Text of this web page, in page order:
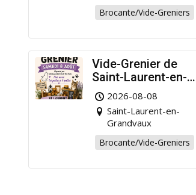
Brocante/Vide-Greniers
Vide-Grenier de
Saint-Laurent-en-
Grandvaux : Venez
chiner pour la bonne
cause !
2026-08-08
Saint-Laurent-en-
Grandvaux
Brocante/Vide-Greniers